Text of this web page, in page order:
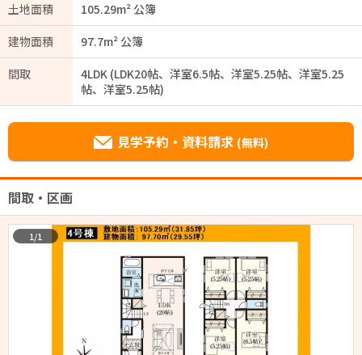
土地面積
105.29m² 公簿
建物面積
97.7m² 公簿
間取
4LDK (LDK20帖、洋室6.5帖、洋室5.25帖、洋室5.25
帖、洋室5.25帖)
見学予約・資料請求 (無料)
間取・区画
1/1